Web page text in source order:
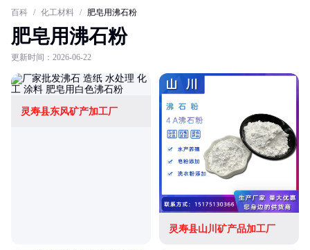
百科 / 化工材料 / 肥皂用沸石粉
肥皂用沸石粉
更新时间：2026-06-22
灵寿县东风矿产加工厂
灵寿县山川矿产品加工厂